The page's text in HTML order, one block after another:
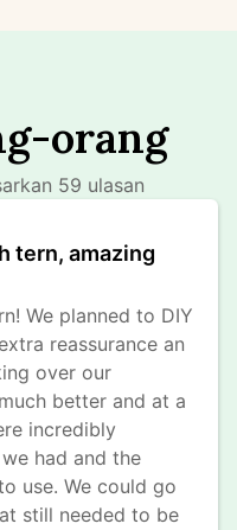
orang
59 ulasan
tern, amazing
We planned to DIY
reassurance an
over our
better and at a
incredibly
had and the
use. We could go
still needed to be